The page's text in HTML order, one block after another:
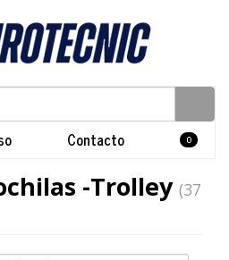
Contacto 0
-Trolley (37